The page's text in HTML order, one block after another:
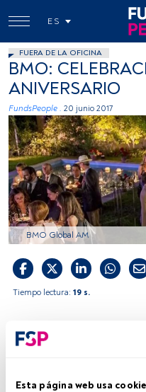
Esta página web usa
ES
FUERA DE LA OFICINA
BMO:
ANIVERSARIO
FundsPeople . 20 junio 2017
BMO Global AM
Tiempo lectura: 19 s.